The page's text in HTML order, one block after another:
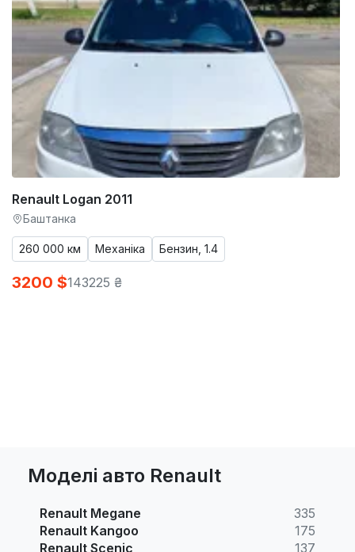
Renault Logan 2011
Баштанка
260 000 км Механіка Бензин, 1.4
3200 $143225 ₴
Моделі авто Renault
Renault Megane
335
Renault Kangoo
175
Renault Scenic
137